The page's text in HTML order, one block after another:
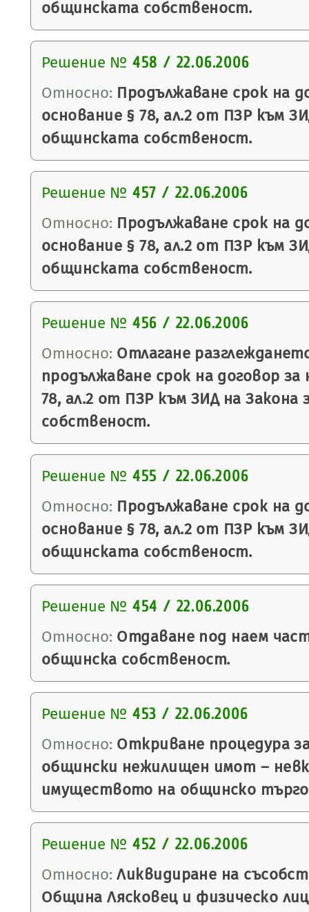
общинската собственост.
Решение № 458 / 22.06.2006
Относно: Продължаване срок на
основание § 78, ал.2 от ПЗР към
общинската собственост.
Решение № 457 / 22.06.2006
Относно: Продължаване срок на
основание § 78, ал.2 от ПЗР към
общинската собственост.
Решение № 456 / 22.06.2006
Относно: Отлагане
продължаване срок на договор за
78, ал.2 от ПЗР към ЗИД на Закона
собственост.
Решение № 455 / 22.06.2006
Относно: Продължаване срок на
основание § 78, ал.2 от ПЗР към
общинската собственост.
Решение № 454 / 22.06.2006
Относно: Отдаване под наем
общинска собственост.
Решение № 453 / 22.06.2006
Относно: Откриване процедура
общински нежилищен имот –
имуществото на общинско
Решение № 452 / 22.06.2006
Относно: Ликвидиране на
Община Лясковец и физическо